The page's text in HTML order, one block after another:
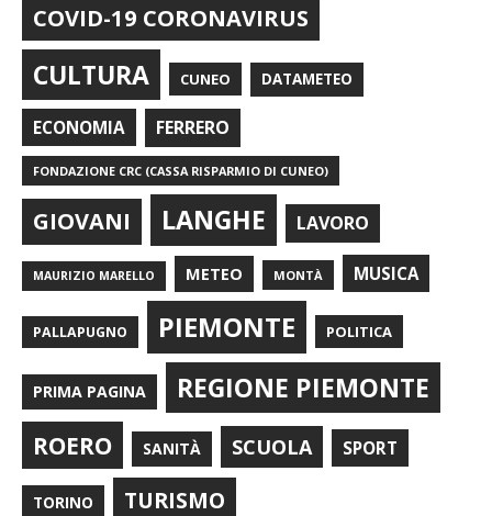
COVID-19 CORONAVIRUS
CULTURA CUNEO DATAMETEO
ECONOMIA FERRERO
FONDAZIONE CRC (CASSA RISPARMIO DI CUNEO)
GIOVANI LANGHE LAVORO
MAURIZIO MARELLO METEO MONTÀ MUSICA
PALLAPUGNO PIEMONTE POLITICA
PRIMA PAGINA REGIONE PIEMONTE
ROERO SANITÀ SCUOLA SPORT
TORINO TURISMO